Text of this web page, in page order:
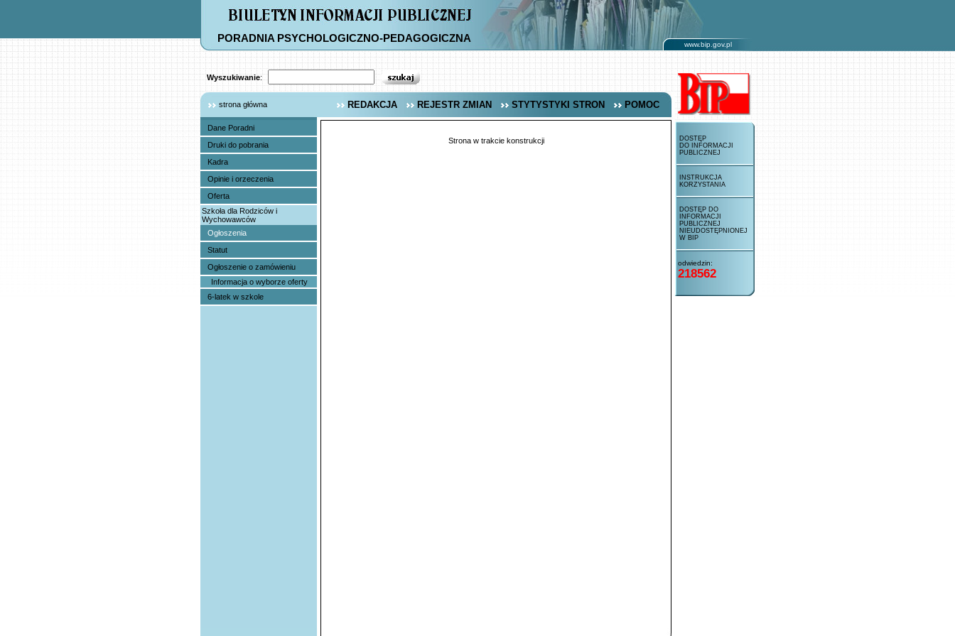
PORADNIA PSYCHOLOGICZNO-PEDAGOGICZNA
www.bip.gov.pl
Wyszukiwanie:
strona główna REDAKCJA REJESTR ZMIAN STYTYSTYKI STRON POMOC
Dane Poradni
Druki do pobrania
Kadra
Opinie i orzeczenia
Oferta
Szkoła dla Rodziców i
Wychowawców
Ogłoszenia
Statut
Ogłoszenie o zamówieniu
Informacja o wyborze oferty
6-latek w szkole
Strona w trakcie konstrukcji
DOSTĘP
DO INFORMACJI
PUBLICZNEJ
INSTRUKCJA
KORZYSTANIA
DOSTĘP DO
INFORMACJI
PUBLICZNEJ
NIEUDOSTĘPNIONEJ
W BIP
odwiedzin:
218562